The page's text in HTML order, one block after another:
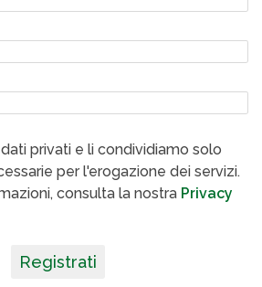
privati e li condividiamo solo
per l'erogazione dei servizi.
consulta la nostra Privacy
Registrati